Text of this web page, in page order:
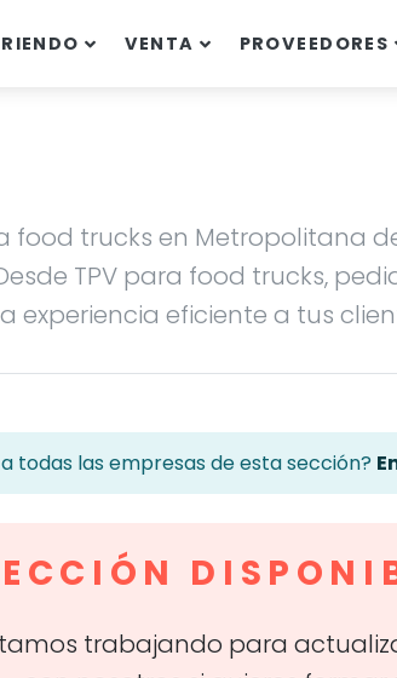
VENTA PROVEEDORES
trucks en Metropolitana
TPV para food trucks,
experiencia eficiente a tus
todas las empresas de esta sección?
trabajando para